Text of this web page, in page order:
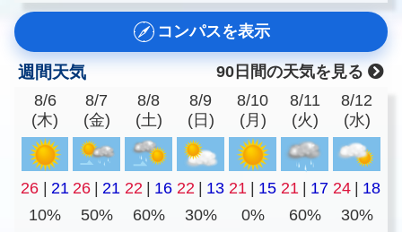
コンパスを表示
週間天気
90日間の天気を見る
8/6
(木)
8/7
(金)
8/8
(土)
8/9
(日)
8/10
(月)
8/11
(火)
8/12
(水)
26 | 21 26 | 21 22 | 16 22 | 13 21 | 15 21 | 17 24 | 18
10%
50% 60% 30% 0% 60% 30%